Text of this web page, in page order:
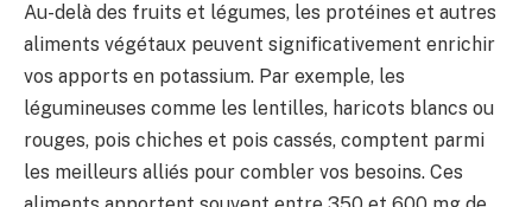
Au-delà des fruits et légumes, les protéines et autres
aliments végétaux peuvent significativement enrichir
vos apports en potassium. Par exemple, les
légumineuses comme les lentilles, haricots blancs ou
rouges, pois chiches et pois cassés, comptent parmi
les meilleurs alliés pour combler vos besoins. Ces